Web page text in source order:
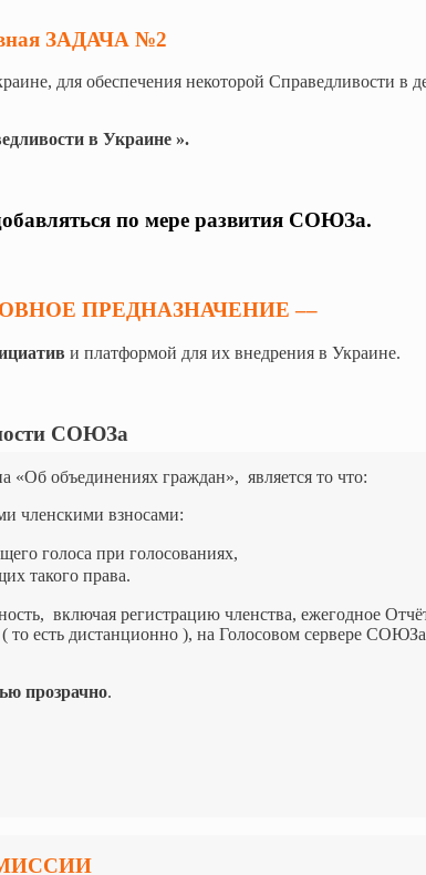
ЗАДАЧА №2
для обеспечения некоторой Справедливости в
в Украине ».
по мере развития СОЮЗа.
ПРЕДНАЗНАЧЕНИЕ ––
и платформой для их внедрения в Украине.
СОЮЗа
объединениях граждан», является то что:
членскими взносами:
голоса при голосованиях,
такого права.
включая регистрацию членства, ежегодное
есть дистанционно ), на Голосовом сервере
прозрачно.